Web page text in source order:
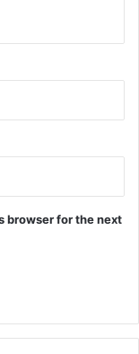
browser for the next